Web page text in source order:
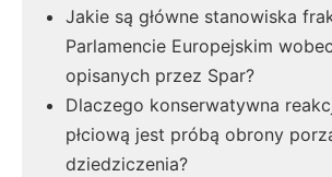
Jakie są główne stanowiska
Parlamencie Europejskim
opisanych przez Spar?
Dlaczego konserwatywna
płciową jest próbą obrony
dziedziczenia?